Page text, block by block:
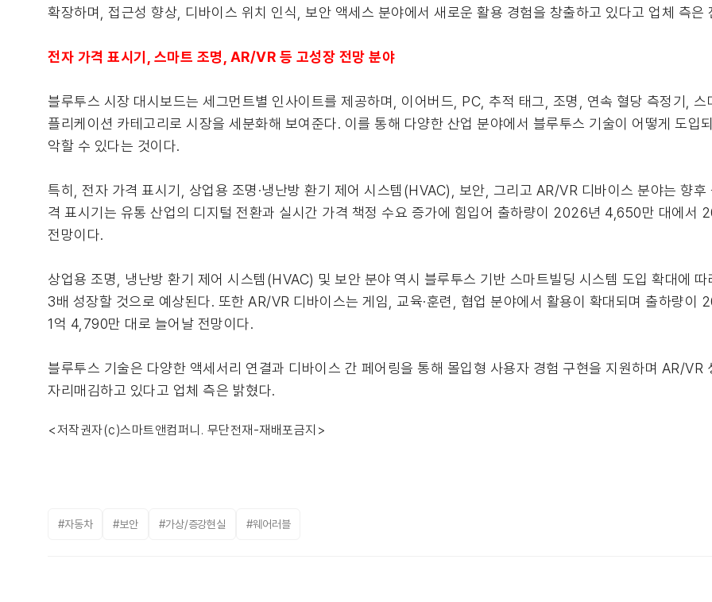
확장하며, 접근성 향상, 디바이스 위치 인식, 보안 액세스 분야에서 새로운 활용 경험을 창출하고 있다고 업체 측은
전자 가격 표시기, 스마트 조명, AR/VR 등 고성장 전망 분야
블루투스 시장 대시보드는 세그먼트별 인사이트를 제공하며, 이어버드, PC, 추적 태그, 조명, 연속 혈당 측정기,
플리케이션 카테고리로 시장을 세분화해 보여준다. 이를 통해 다양한 산업 분야에서 블루투스 기술이 어떻게 도입
악할 수 있다는 것이다.
특히, 전자 가격 표시기, 상업용 조명·냉난방 환기 제어 시스템(HVAC), 보안, 그리고 AR/VR 디바이스 분야는 향
격 표시기는 유통 산업의 디지털 전환과 실시간 가격 책정 수요 증가에 힘입어 출하량이 2026년 4,650만 대에서
전망이다.
상업용 조명, 냉난방 환기 제어 시스템(HVAC) 및 보안 분야 역시 블루투스 기반 스마트빌딩 시스템 도입 확대에
3배 성장할 것으로 예상된다. 또한 AR/VR 디바이스는 게임, 교육·훈련, 협업 분야에서 활용이 확대되며 출하량
1억 4,790만 대로 늘어날 전망이다.
블루투스 기술은 다양한 액세서리 연결과 디바이스 간 페어링을 통해 몰입형 사용자 경험 구현을 지원하며 AR/VR
자리매김하고 있다고 업체 측은 밝혔다.
<저작권자(c)스마트앤컴퍼니. 무단전재-재배포금지>
#자동차 #보안 #가상/증강현실 #웨어러블